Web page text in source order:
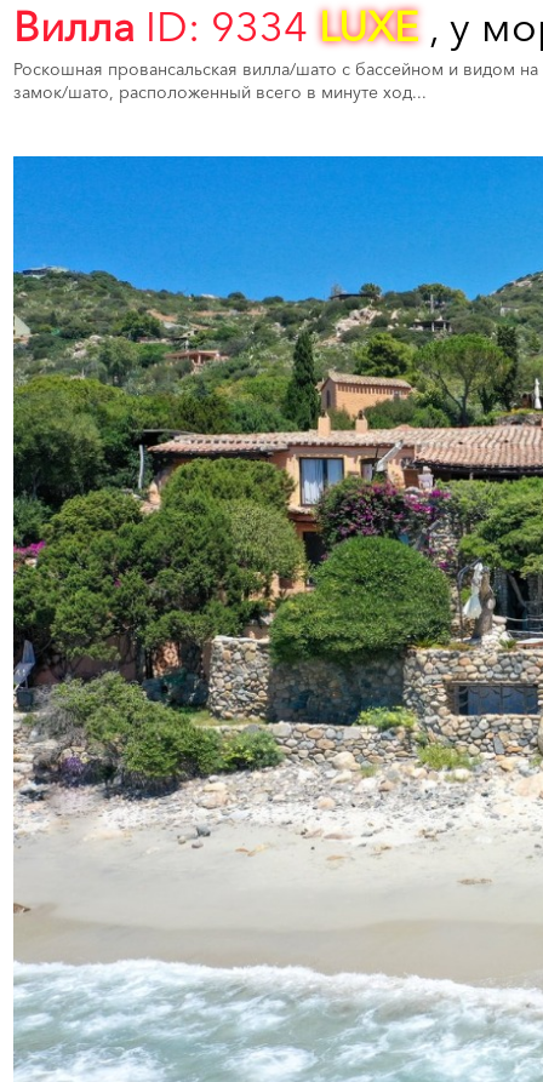
Вилла ID: 9334 LUXE , у
Роскошная провансальская вилла/шато с бассейном и видом
замок/шато, расположенный всего в минуте ход...